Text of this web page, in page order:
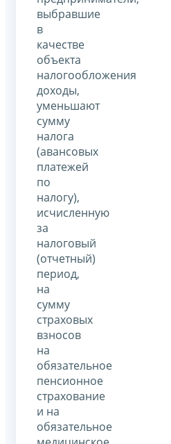
выбравшие
в
качестве
объекта
налогообложения
доходы,
уменьшают
сумму
налога
(авансовых
платежей
по
налогу),
исчисленную
за
налоговый
(отчетный)
период,
на
сумму
страховых
взносов
на
обязательное
пенсионное
страхование
и на
обязательное